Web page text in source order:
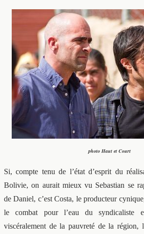
photo Haut et Court
Si, compte tenu de l’état d’esprit du
Bolivie, on aurait mieux vu Sebastian se
de Daniel, c’est Costa, le producteur
le combat pour l’eau du syndicaliste
viscéralement de la pauvreté de la région,